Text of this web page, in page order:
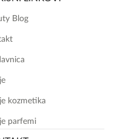
Blog
kozmetika
parfemi